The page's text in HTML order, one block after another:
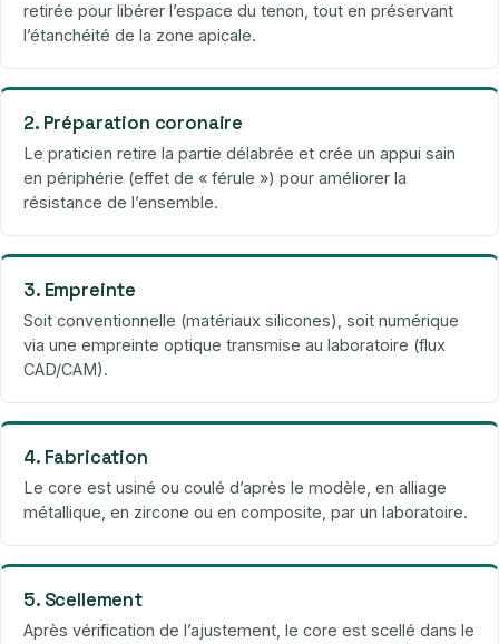
retirée pour libérer l’espace du tenon, tout en préservant
l’étanchéité de la zone apicale.
2. Préparation coronaire
Le praticien retire la partie délabrée et crée un appui sain
en périphérie (effet de « férule ») pour améliorer la
résistance de l’ensemble.
3. Empreinte
Soit conventionnelle (matériaux silicones), soit numérique
via une empreinte optique transmise au laboratoire (flux
CAD/CAM).
4. Fabrication
Le core est usiné ou coulé d’après le modèle, en alliage
métallique, en zircone ou en composite, par un laboratoire.
5. Scellement
Après vérification de l’ajustement, le core est scellé dans le